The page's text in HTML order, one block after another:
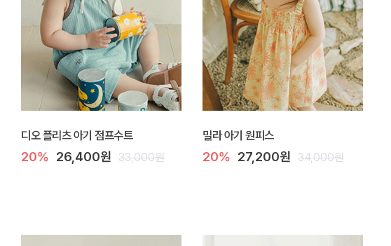
디오 플리츠 아기 점프수트
20% 26,400원 33,000원
밀라 아기 원피스
20% 27,200원 34,000원